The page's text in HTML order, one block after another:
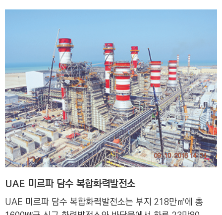
UAE 미르파 담수 복합화력발전소
UAE 미르파 담수 복합화력발전소는 부지 218만㎡에 총